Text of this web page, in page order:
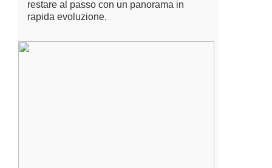
restare al passo con un panorama in
rapida evoluzione.